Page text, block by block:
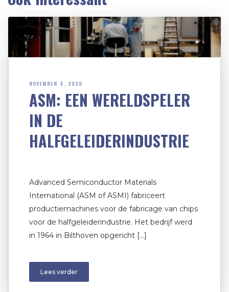
NOVEMBER 4, 2020
ASM: EEN WERELDSPELER
IN DE
HALFGELEIDERINDUSTRIE
Advanced Semiconductor Materials
International (ASM of ASMI) fabriceert
productiemachines voor de fabricage van chips
voor de halfgeleiderindustrie. Het bedrijf werd
in 1964 in Bilthoven opgericht […]
Lees verder